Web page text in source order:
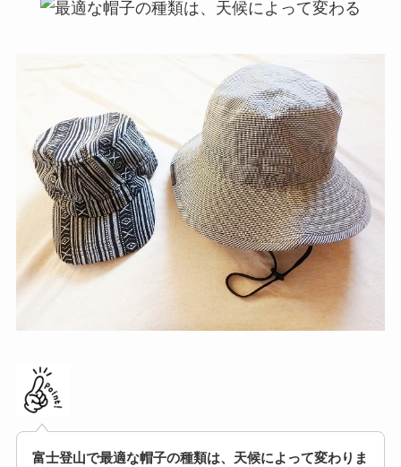
富士登山で最適な帽子の種類は、天候によって変わりま